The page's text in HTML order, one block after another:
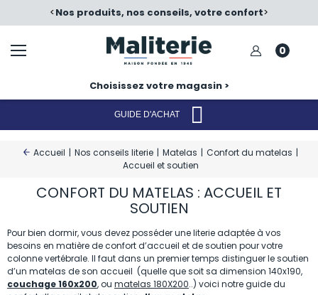
<
votre confort Satisfait ou échangé >
0
Choisissez votre magasin >
GUIDE D'ACHAT
Accueil | Nos conseils literie | Matelas | Confort du matelas |
Accueil et soutien
CONFORT DU MATELAS : ACCUEIL ET
SOUTIEN
Pour bien dormir, vous devez posséder une literie adaptée à vos
besoins en matière de confort d’accueil et de soutien pour votre
colonne vertébrale. Il faut dans un premier temps distinguer le soutien
d’un matelas de son accueil (quelle que soit sa dimension 140x190,
couchage 160x200, ou matelas 180X200..) voici notre guide du